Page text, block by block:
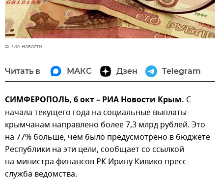
© РИА Новости
Читать в МАКС Дзен Telegram
СИМФЕРОПОЛЬ, 6 окт – РИА Новости Крым. С
начала текущего года на социальные выплаты
крымчанам направлено более 7,3 млрд рублей. Это
на 77% больше, чем было предусмотрено в бюджете
Республики на эти цели, сообщает со ссылкой
на министра финансов РК Ирину Кивико пресс-
служба ведомства.